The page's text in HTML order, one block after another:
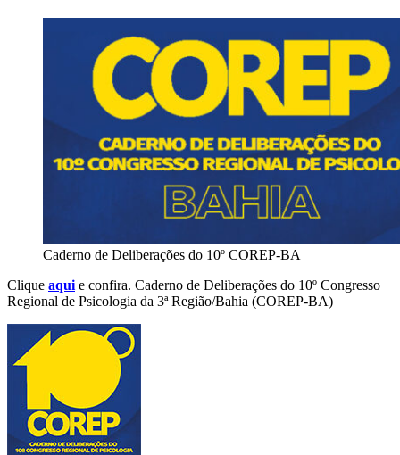
Caderno de Deliberações do 10º COREP-BA
Clique aqui e confira. Caderno de Deliberações do 10º Congresso
Regional de Psicologia da 3ª Região/Bahia (COREP-BA)